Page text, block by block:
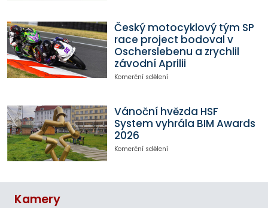
Český motocyklový tým SP
race project bodoval v
Oscherslebenu a zrychlil
závodní Aprilii
Komerční sdělení
Vánoční hvězda HSF
System vyhrála BIM Awards
2026
Komerční sdělení
Kamery